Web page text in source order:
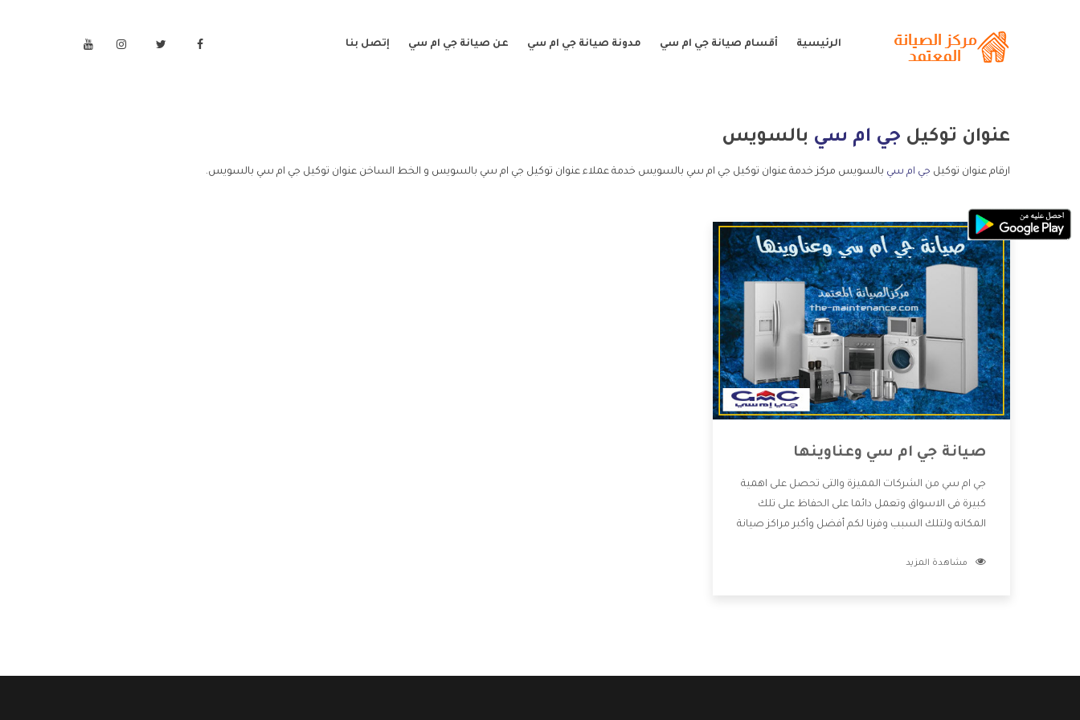
الرئيسية أقسام صيانة جي ام سي مدونة صيانة جي ام سي عن صيانة جي ام سي إتصل بنا
عنوان توكيل جي ام سي بالسويس
ارقام عنوان توكيل جي ام سي بالسويس مركز خدمة عنوان توكيل جي ام سي بالسويس خدمة عملاء عنوان توكيل جي ام سي بالسويس و الخط الساخن عنوان توكيل جي ام سي بالسويس.
صيانة جي ام سي وعناوينها
جي ام سي من الشركات المميزة والتى تحصل على اهمية
كبيرة فى الاسواق وتعمل دائما على الحفاظ على تلك
المكانه ولتلك السبب وفرنا لكم أفضل وأكبر مراكز صيانة
ويستطيع القيام بتصليح جميع المنتجات دون اى ازعاج
مشاهدة المزيد